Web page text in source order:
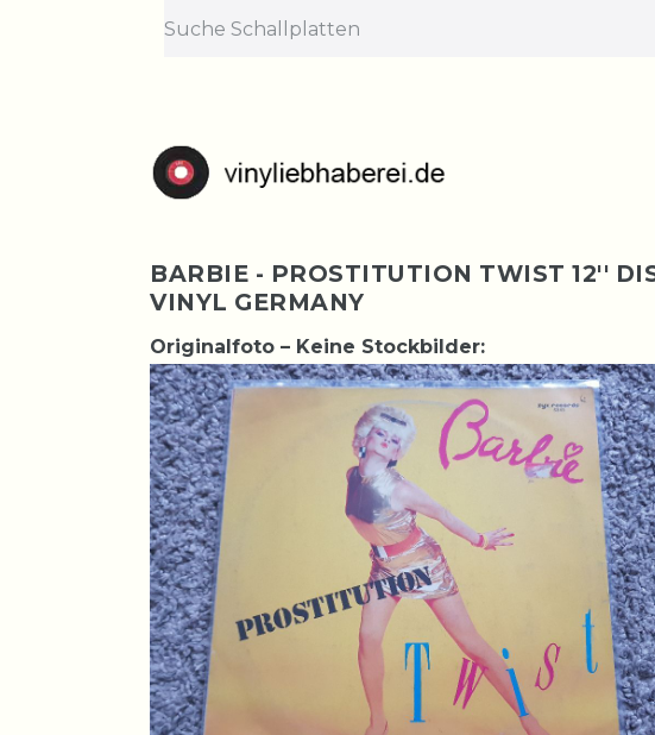
BARBIE - PROSTITUTION TWIST 12''
VINYL GERMANY
Originalfoto – Keine Stockbilder: